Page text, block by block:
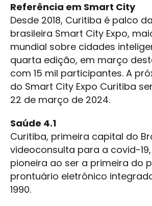
Referência em Smart City
Desde 2018, Curitiba é palco
brasileira Smart City Expo,
mundial sobre cidades
quarta edição, em março
com 15 mil participantes. A
do Smart City Expo Curitiba
22 de março de 2024.
Saúde 4.1
Curitiba, primeira capital do
videoconsulta para a covid-
pioneira ao ser a primeira do
prontuário eletrônico
1990.